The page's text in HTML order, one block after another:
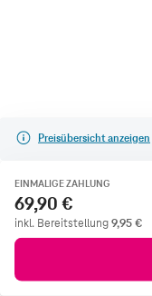
Preisübersicht anzeigen
EINMALIGE ZAHLUNG
69,90 €
inkl. Bereitstellung9,95€